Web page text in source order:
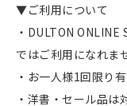
▼ご利用について
・DULTON ONLINE
ではご利用になれま
・お一人様1回限り
・洋書・セール品は